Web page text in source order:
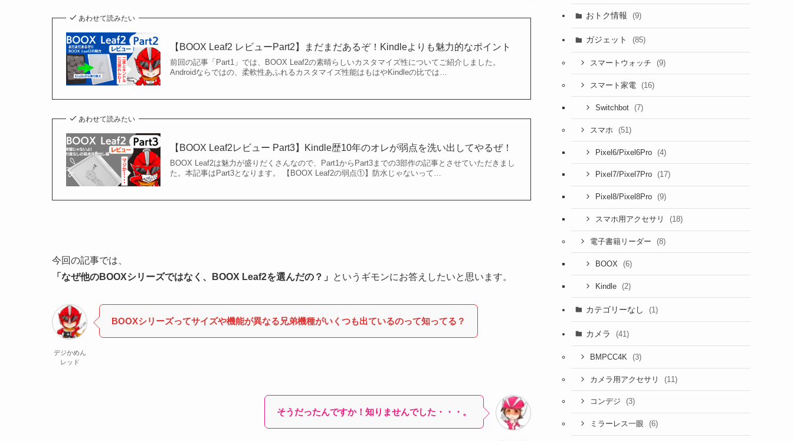
あわせて読みたい
【BOOX Leaf2 レビューPart2】まだまだあるぞ！Kindleよりも魅力的なポイント
前回の記事「Part1」では、BOOX Leaf2の素晴らしいカスタマイズ性についてご紹介しました。
Androidならではの、柔軟性あふれるカスタマイズ性能はもはやKindleの比では…
あわせて読みたい
【BOOX Leaf2レビュー Part3】Kindle歴10年のオレが弱点を洗い出してやるぜ！
BOOX Leaf2は魅力が盛りだくさんなので、Part1からPart3までの3部作の記事とさせていただきまし
た。本記事はPart3となります。 【BOOX Leaf2の弱点①】防水じゃないって…
今回の記事では、
「なぜ他のBOOXシリーズではなく、BOOX Leaf2を選んだの？」
というギモンにお答えしたいと思います。
デジかめん
レッド
BOOXシリーズってサイズや機能が異なる兄弟機種がいくつも出ているのって知ってる？
そうだったんですか！知りませんでした・・・。
おトク情報 (9)
ガジェット (85)
スマートウォッチ (9)
スマート家電 (16)
Switchbot (7)
スマホ (51)
Pixel6/Pixel6Pro (4)
Pixel7/Pixel7Pro (17)
Pixel8/Pixel8Pro (9)
スマホ用アクセサリ (18)
電子書籍リーダー (8)
BOOX (6)
Kindle (2)
カテゴリーなし (1)
カメラ (41)
BMPCC4K (3)
カメラ用アクセサリ (11)
コンデジ (3)
ミラーレス一眼 (6)